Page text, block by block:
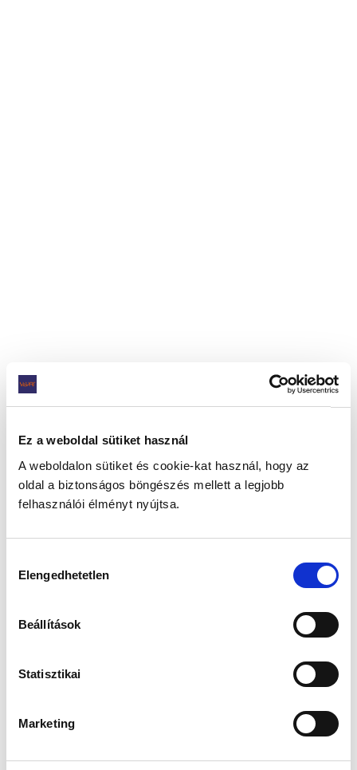
Ez a weboldal sütiket használ
A weboldalon sütiket és cookie-kat használ, hogy az
oldal a biztonságos böngészés mellett a legjobb
felhasználói élményt nyújtsa.
kiválasztása
Elengedhetetlen
Beállítások
Statisztikai
Marketing